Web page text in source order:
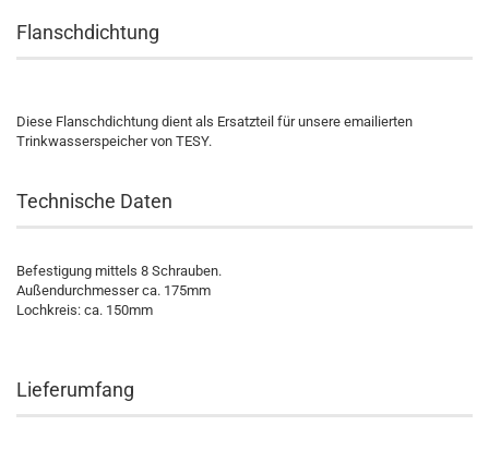
Flanschdichtung
Diese Flanschdichtung dient als Ersatzteil für unsere emailierten
Trinkwasserspeicher von TESY.
Technische Daten
Befestigung mittels 8 Schrauben.
Außendurchmesser ca. 175mm
Lochkreis: ca. 150mm
Lieferumfang